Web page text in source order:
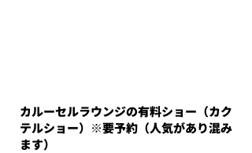
カルーセルラウンジの有料ショー（カク
テルショー）※要予約（人気があり混み
ます）